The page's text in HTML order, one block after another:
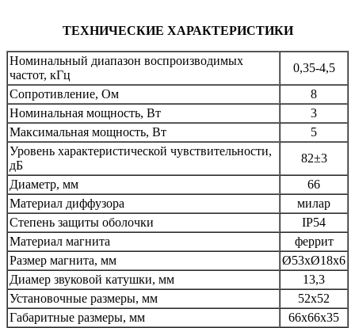
ТЕХНИЧЕСКИЕ ХАРАКТЕРИСТИКИ
Номинальный диапазон воспроизводимых
частот, кГц
0,35-4,5
Сопротивление, Ом
8
Номинальная мощность, Вт
3
Максимальная мощность, Вт
5
Уровень характеристической чувствительности,
дБ
82±3
Диаметр, мм
66
Материал диффузора
милар
Степень защиты оболочки
IP54
Материал магнита
феррит
Размер магнита, мм
Ø53хØ18х6
Диамер звуковой катушки, мм
13,3
Установочные размеры, мм
52х52
Габаритные размеры, мм
66х66х35